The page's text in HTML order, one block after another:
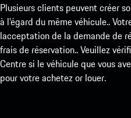
Plusieurs clients peuvent créer
à l’égard du même véhicule..
lacceptation de la demande de
frais de réservation.. Veuillez
Centre si le véhicule que vous
pour votre achetez or louer.